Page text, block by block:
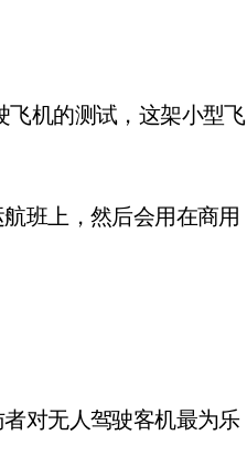
飞机的测试，这架小型飞
班上，然后会用在商用
对无人驾驶客机最为乐